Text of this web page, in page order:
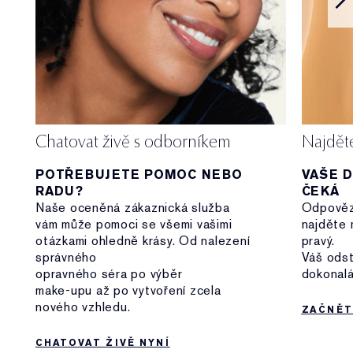
Chatovat živě s odborníkem
POTŘEBUJETE POMOC NEBO
RADU?
Naše oceněná zákaznická služba
vám může pomoci se všemi vašimi
otázkami ohledně krásy. Od nalezení
správného
opravného séra po výběr
make-upu až po vytvoření zcela
nového vzhledu.
CHATOVAT ŽIVĚ NYNÍ
VAŠE
ČEKÁ
najděte
pravý.
Váš